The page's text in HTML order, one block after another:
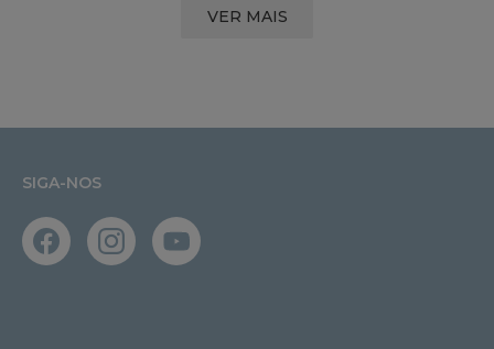
VER MAIS
SIGA-NOS